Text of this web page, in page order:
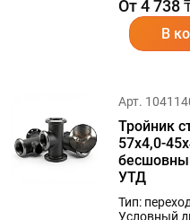
От 4 738
В
Арт.
Тройник
57х4,0-
УТД
Тип:
Условный